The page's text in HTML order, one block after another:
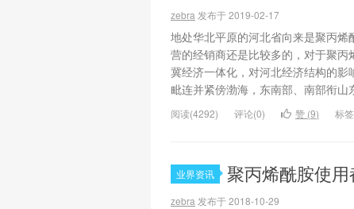
zebra 发布于 2019-02-17
地处华北平原的河北省向来是聚丙
营的经销商还是比较多的，对于聚
冀经济一体化，对河北经济结构的
毗连并紧傍渤海，东南部、南部衔山
阅读(4292) 评论(0) 赞 (9) 标签
业界资讯 聚丙烯酰胺使
zebra 发布于 2018-10-29